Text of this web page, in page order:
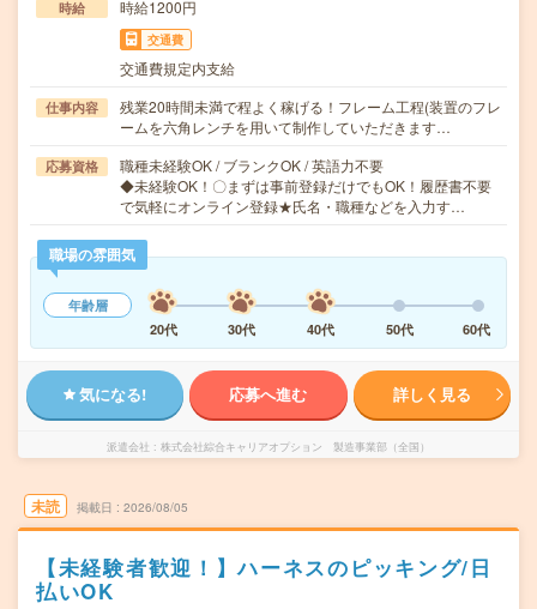
時給 時給1200円
交通費
交通費規定内支給
仕事内容
残業20時間未満で程よく稼げる！フレーム工程(装置のフレ
ームを六角レンチを用いて制作していただきます…
応募資格
職種未経験OK / ブランクOK / 英語力不要
◆未経験OK！〇まずは事前登録だけでもOK！履歴書不要
で気軽にオンライン登録★氏名・職種などを入力す…
職場の雰囲気
年齢層
20代
30代 40代 50代 60代
気になる! 応募へ進む 詳しく見る
派遣会社 株式会社綜合キャリアオプション 製造事業部（全国）
未読 掲載日 2026/08/05
【未経験者歓迎！】ハーネスのピッキング/日
払いOK